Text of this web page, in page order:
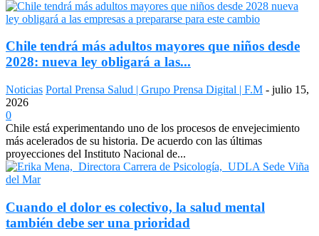
Chile tendrá más adultos mayores que niños desde
2028: nueva ley obligará a las...
Noticias Portal Prensa Salud | Grupo Prensa Digital | F.M - julio 15,
2026
0
Chile está experimentando uno de los procesos de envejecimiento
más acelerados de su historia. De acuerdo con las últimas
proyecciones del Instituto Nacional de...
Cuando el dolor es colectivo, la salud mental
también debe ser una prioridad